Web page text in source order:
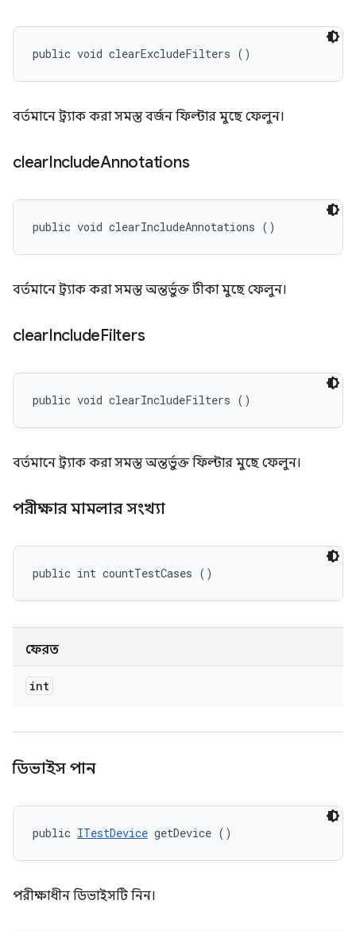
public void clearExcludeFilters ()
বর্তমানে ট্র্যাক করা সমস্ত বর্জন ফিল্টার মুছে ফেলুন।
clearIncludeAnnotations
public void clearIncludeAnnotations ()
বর্তমানে ট্র্যাক করা সমস্ত অন্তর্ভুক্ত টীকা মুছে ফেলুন।
clearIncludeFilters
public void clearIncludeFilters ()
বর্তমানে ট্র্যাক করা সমস্ত অন্তর্ভুক্ত ফিল্টার মুছে ফেলুন।
পরীক্ষার মামলার সংখ্যা
public int countTestCases ()
ফেরত
int
ডিভাইস পান
public ITestDevice getDevice ()
পরীক্ষাধীন ডিভাইসটি নিন।